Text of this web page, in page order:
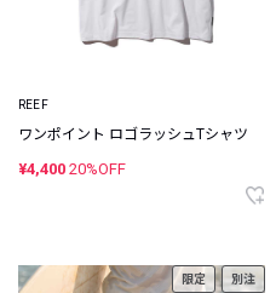
REEF
ワンポイント ロゴラッシュTシャツ
¥4,400 20%OFF
限定 別注